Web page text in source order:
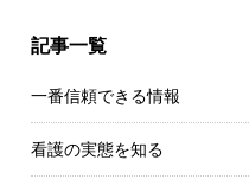
記事一覧
一番信頼できる情報
看護の実態を知る